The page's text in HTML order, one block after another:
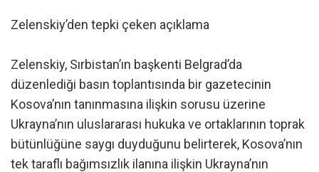
Zelenskiy’den tepki çeken açıklama
Zelenskiy, Sırbistan’ın başkenti Belgrad’da
düzenlediği basın toplantısında bir gazetecinin
Kosova’nın tanınmasına ilişkin sorusu üzerine
Ukrayna’nın uluslararası hukuka ve ortaklarının toprak
bütünlüğüne saygı duyduğunu belirterek, Kosova’nın
tek taraflı bağımsızlık ilanına ilişkin Ukrayna’nın